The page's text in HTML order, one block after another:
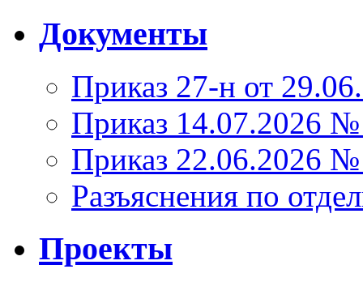
Документы
Приказ 27-н от
Приказ 14.07.2026
Приказ 22.06.2026
Разъяснения по
Проекты